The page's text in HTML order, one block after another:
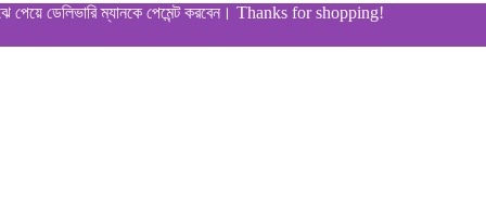
ম্যানকে পেমেন্ট করবেন। Thanks for shopping!